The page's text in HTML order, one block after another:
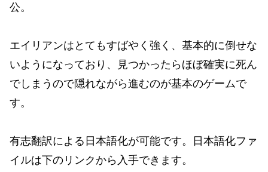
公。
エイリアンはとてもすばやく強く、基本的に倒せな
いようになっており、見つかったらほぼ確実に死ん
でしまうので隠れながら進むのが基本のゲームで
す。
有志翻訳による日本語化が可能です。日本語化ファ
イルは下のリンクから入手できます。